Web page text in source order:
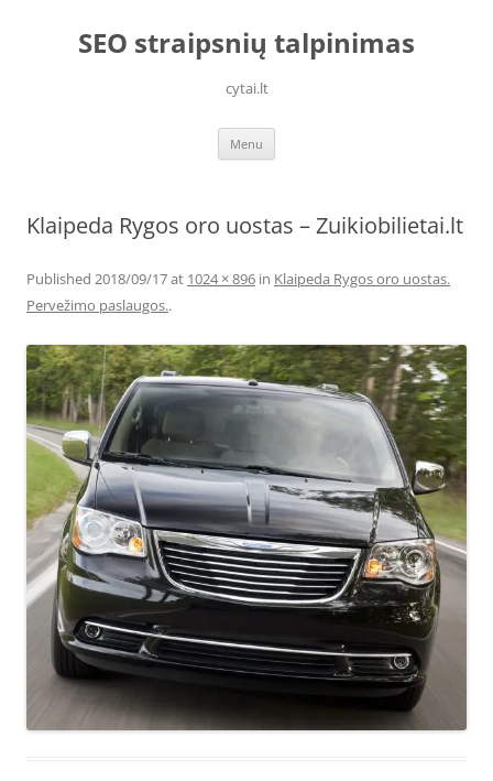
contentSEO straipsnių talpinimas
cytai.lt
Menu
Klaipeda Rygos oro uostas – Zuikiobilietai.lt
Published 2018/09/17at 1024 × 896 in Klaipeda Rygos oro uostas.
Pervežimo paslaugos..